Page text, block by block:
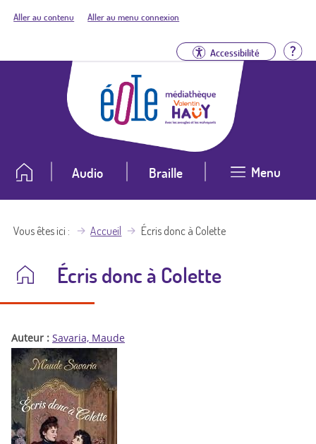
Aller au contenu Aller au menu connexion
Accessibilité
Audio Braille Menu
Vous êtes ici Accueil Écris donc à Colette
Écris donc à Colette
Auteur : Savaria, Maude